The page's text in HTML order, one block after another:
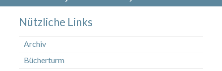
Nützliche Links
Archiv
Bücherturm